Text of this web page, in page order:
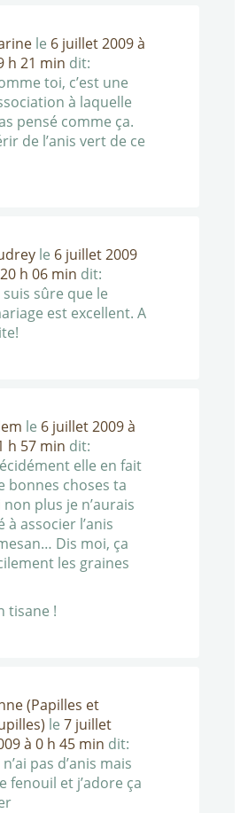
le 6 juillet 2009 à
h 21 min dit:
toi, c’est une
à laquelle
pensé comme ça.
de l’anis vert de ce
le 6 juillet 2009
h 06 min dit:
suis sûre que le
est excellent. A
le 6 juillet 2009 à
h 57 min dit:
elle en fait
bonnes choses ta
plus je n’aurais
à associer l’anis
Dis moi, ça
les graines
tisane !
(Papilles et
le 7 juillet
à 0 h 45 min dit:
n’ai pas d’anis mais
fenouil et j’adore ça